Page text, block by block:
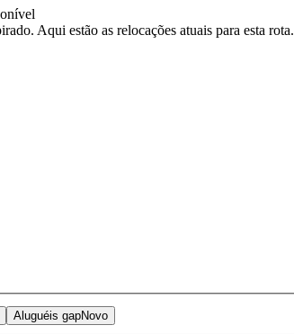
Aqui estão as relocações atuais para esta rota.
Aluguéis gapNovo